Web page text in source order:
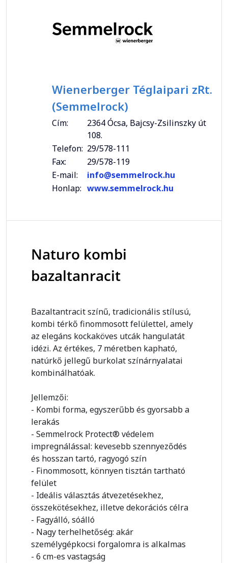
Wienerberger Téglaipari zRt.
(Semmelrock)
Cím:
2364 Ócsa, Bajcsy-Zsilinszky út
108.
Telefon: 29/578-111
Fax:
29/578-119
E-mail:
info@semmelrock.hu
Honlap: www.semmelrock.hu
Naturo kombi
bazaltanracit
Bazaltantracit színű, tradicionális stílusú,
kombi térkő finommosott felülettel, amely
az elegáns kockaköves utcák hangulatát
idézi. Az értékes, 7 méretben kapható,
natúrkő jellegű burkolat színárnyalatai
kombinálhatóak.
Jellemzői:
- Kombi forma, egyszerűbb és gyorsabb a
lerakás
- Semmelrock Protect® védelem
impregnálással: kevesebb szennyeződés
és hosszan tartó, ragyogó szín
- Finommosott, könnyen tisztán tartható
felület
- Ideális választás átvezetésekhez,
összekötésekhez, illetve dekorációs célra
- Fagyálló, sóálló
- Nagy terhelhetőség: akár
személygépkocsi forgalomra is alkalmas
- 6 cm-es vastagság